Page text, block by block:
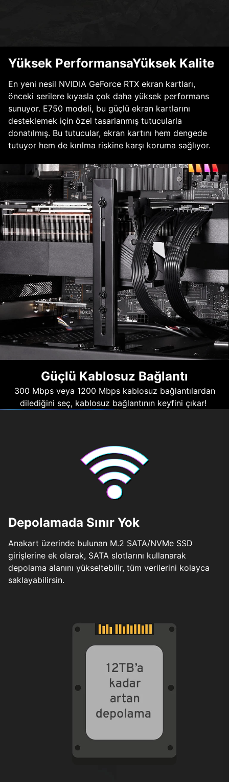
Yüksek PerformansaYüksek Kalite
En yeni nesil NVIDIA GeForce RTX ekran kartları,
önceki serilere kıyasla çok daha yüksek performans
sunuyor. E750 modeli, bu güçlü ekran kartlarını
desteklemek için özel tasarlanmış tutucularla
donatılmış. Bu tutucular, ekran kartını hem dengede
tutuyor hem de kırılma riskine karşı koruma sağlıyor.
Güçlü Kablosuz Bağlantı
300 Mbps veya 1200 Mbps kablosuz bağlantılardan
dilediğini seç, kablosuz bağlantının keyfini çıkar!
Depolamada Sınır Yok
Anakart üzerinde bulunan M.2 SATA/NVMe SSD
girişlerine ek olarak, SATA slotlarını kullanarak
depolama alanını yükseltebilir, tüm verilerini kolayca
saklayabilirsin.